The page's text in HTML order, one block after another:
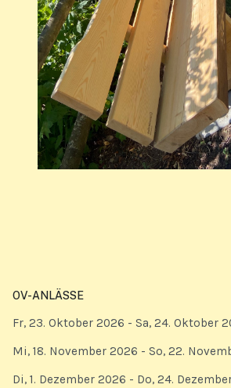
OV-ANLÄSSE
Fr, 23. Oktober 2026 - Sa, 24. Oktober
Mi, 18. November 2026 - So, 22.
Di, 1. Dezember 2026 - Do, 24.